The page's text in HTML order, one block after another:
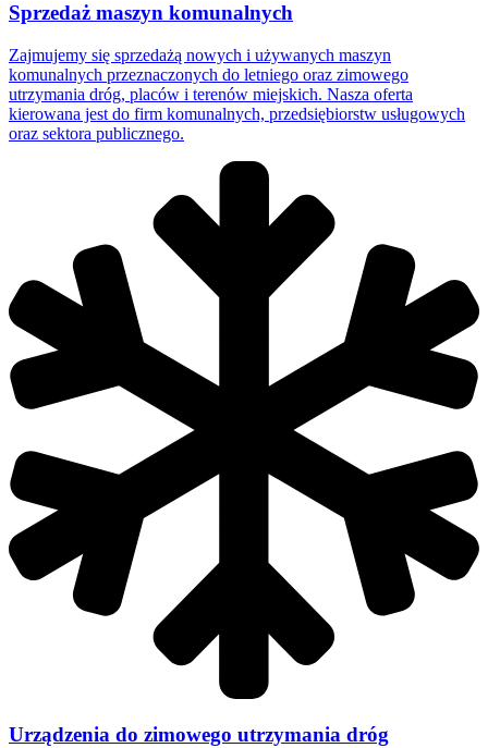
Sprzedaż maszyn komunalnych
Zajmujemy się sprzedażą nowych i używanych maszyn
komunalnych przeznaczonych do letniego oraz zimowego
utrzymania dróg, placów i terenów miejskich. Nasza oferta
kierowana jest do firm komunalnych, przedsiębiorstw usługowych
oraz sektora publicznego.
Urządzenia do zimowego utrzymania dróg